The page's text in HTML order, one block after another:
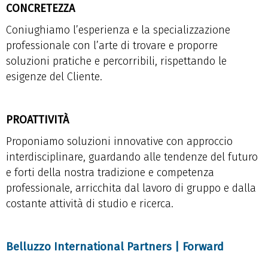
CONCRETEZZA
Coniughiamo l’esperienza e la specializzazione
professionale con l’arte di trovare e proporre
soluzioni pratiche e percorribili, rispettando le
esigenze del Cliente.
PROATTIVITÀ
Proponiamo soluzioni innovative con approccio
interdisciplinare, guardando alle tendenze del futuro
e forti della nostra tradizione e competenza
professionale, arricchita dal lavoro di gruppo e dalla
costante attività di studio e ricerca.
Belluzzo International Partners | Forward